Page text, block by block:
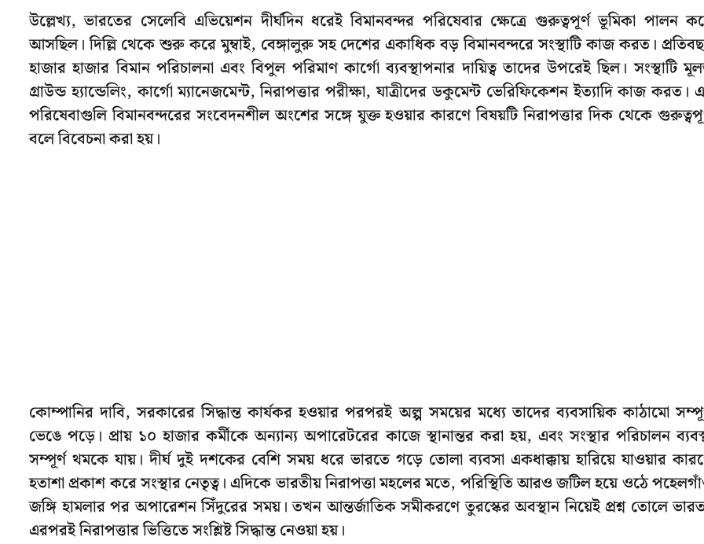
উল্লেখ্য, ভারতের সেলেবি এভিয়েশন দীর্ঘদিন ধরেই বিমানবন্দর পরিষেবার ক্ষেত্রে গুরুত্বপূর্ণ ভূমিকা পালন
আসছিল। দিল্লি থেকে শুরু করে মুম্বাই, বেঙ্গালুরু সহ দেশের একাধিক বড় বিমানবন্দরে সংস্থাটি কাজ করত।
হাজার হাজার বিমান পরিচালনা এবং বিপুল পরিমাণ কার্গো ব্যবস্থাপনার দায়িত্ব তাদের উপরেই ছিল। সংস্থাটি
গ্রাউন্ড হ্যান্ডেলিং, কার্গো ম্যানেজমেন্ট, নিরাপত্তার পরীক্ষা, যাত্রীদের ডকুমেন্ট ভেরিফিকেশন ইত্যাদি কাজ করত।
পরিষেবাগুলি বিমানবন্দরের সংবেদনশীল অংশের সঙ্গে যুক্ত হওয়ার কারণে বিষয়টি নিরাপত্তার দিক থেকে
বলে বিবেচনা করা হয়।
কোম্পানির দাবি, সরকারের সিদ্ধান্ত কার্যকর হওয়ার পরপরই অল্প সময়ের মধ্যে তাদের ব্যবসায়িক কাঠামো
ভেঙে পড়ে। প্রায় ১০ হাজার কর্মীকে অন্যান্য অপারেটরের কাজে স্থানান্তর করা হয়, এবং সংস্থার পরিচালন
সম্পূর্ণ থমকে যায়। দীর্ঘ দুই দশকের বেশি সময় ধরে ভারতে গড়ে তোলা ব্যবসা একধাক্কায় হারিয়ে যাওয়ার
হতাশা প্রকাশ করে সংস্থার নেতৃত্ব। এদিকে ভারতীয় নিরাপত্তা মহলের মতে, পরিস্থিতি আরও জটিল হয়ে ওঠে
জঙ্গি হামলার পর অপারেশন সিঁদুরের সময়। তখন আন্তর্জাতিক সমীকরণে তুরস্কের অবস্থান নিয়েই প্রশ্ন তোলে
এরপরই নিরাপত্তার ভিত্তিতে সংশ্লিষ্ট সিদ্ধান্ত নেওয়া হয়।